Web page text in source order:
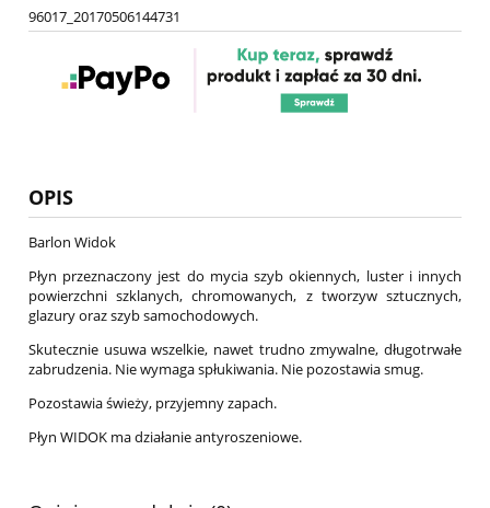
96017_20170506144731
OPIS
Barlon Widok
Płyn przeznaczony jest do mycia szyb okiennych, luster i innych
powierzchni szklanych, chromowanych, z tworzyw sztucznych,
glazury oraz szyb samochodowych.
Skutecznie usuwa wszelkie, nawet trudno zmywalne, długotrwałe
zabrudzenia. Nie wymaga spłukiwania. Nie pozostawia smug.
Pozostawia świeży, przyjemny zapach.
Płyn WIDOK ma działanie antyroszeniowe.